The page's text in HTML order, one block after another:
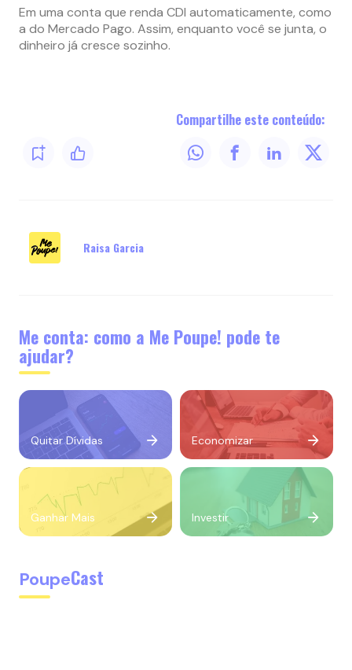
Em uma conta que renda CDI automaticamente, como
a do Mercado Pago. Assim, enquanto você se junta, o
dinheiro já cresce sozinho.
Compartilhe este conteúdo:
Raisa Garcia
Me conta: como a Me Poupe! pode te
ajudar?
Quitar Dívidas Economizar
Ganhar Mais Investir
PoupeCast